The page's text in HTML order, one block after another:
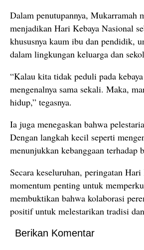
Dalam penutupannya, Mukarramah
menjadikan Hari Kebaya Nasional
khususnya kaum ibu dan pendidik,
dalam lingkungan keluarga dan
“Kalau kita tidak peduli pada
mengenalnya sama sekali. Maka,
hidup,” tegasnya.
Ia juga menegaskan bahwa
Dengan langkah kecil seperti
menunjukkan kebanggaan terhadap
Secara keseluruhan, peringatan
momentum penting untuk
membuktikan bahwa kolaborasi
positif untuk melestarikan tradisi
Berikan Komentar